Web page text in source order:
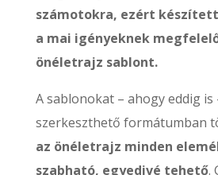
számotokra, ezért
a mai igényeknek
önéletrajz sablont.
A sablonokat – ahogy eddig is
szerkeszthető formátumban
az önéletrajz minden
szabható, egyedivé tehető.